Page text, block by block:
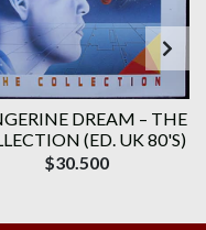
DREAM – THE
(ED. UK 80'S)
$30.500